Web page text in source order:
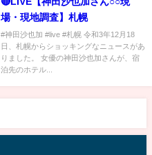
場・現地調査】札幌
#神田沙也加 #live #札幌 令和3年12月18
日、札幌からショッキングなニュースがあ
りました。 女優の神田沙也加さんが、宿
泊先のホテル...